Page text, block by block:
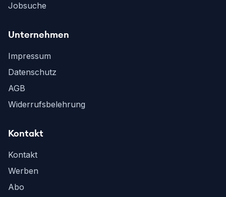
Jobsuche
Unternehmen
Impressum
Datenschutz
AGB
Widerrufsbelehrung
Kontakt
Kontakt
Werben
Abo